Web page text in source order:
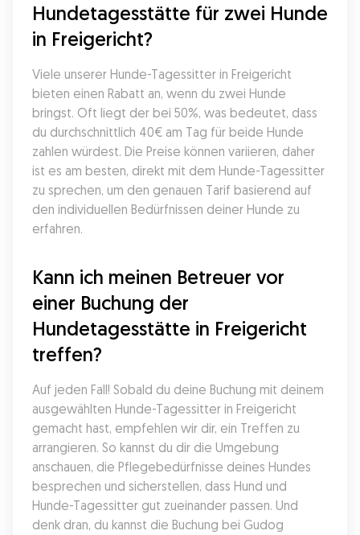
Hundetagesstätte für zwei Hunde
in Freigericht?
Viele unserer Hunde-Tagessitter in Freigericht
bieten einen Rabatt an, wenn du zwei Hunde
bringst. Oft liegt der bei 50%, was bedeutet, dass
du durchschnittlich 40€ am Tag für beide Hunde
zahlen würdest. Die Preise können variieren, daher
ist es am besten, direkt mit dem Hunde-Tagessitter
zu sprechen, um den genauen Tarif basierend auf
den individuellen Bedürfnissen deiner Hunde zu
erfahren.
Kann ich meinen Betreuer vor
einer Buchung der
Hundetagesstätte in Freigericht
treffen?
Auf jeden Fall! Sobald du deine Buchung mit deinem
ausgewählten Hunde-Tagessitter in Freigericht
gemacht hast, empfehlen wir dir, ein Treffen zu
arrangieren. So kannst du dir die Umgebung
anschauen, die Pflegebedürfnisse deines Hundes
besprechen und sicherstellen, dass Hund und
Hunde-Tagessitter gut zueinander passen. Und
denk dran, du kannst die Buchung bei Gudog